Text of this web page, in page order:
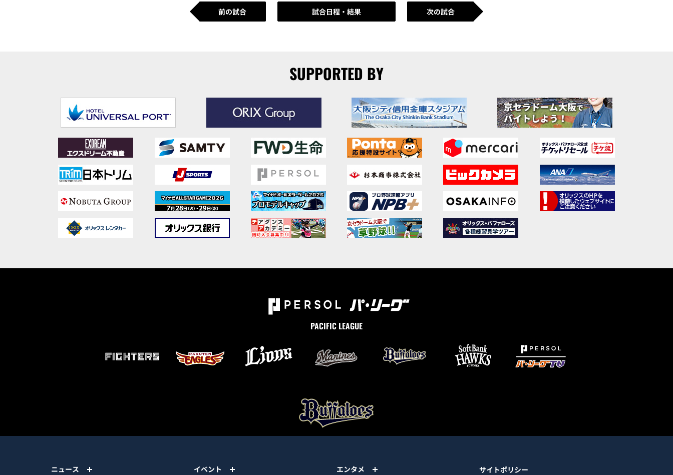
前の試合 試合日程・結果 次の試合
SUPPORTED BY
PACIFIC LEAGUE
ニュース イベント エンタメ サイトポリシー